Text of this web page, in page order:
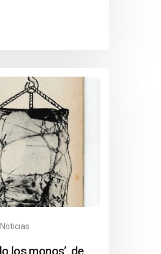
Noticias
los monos’, de